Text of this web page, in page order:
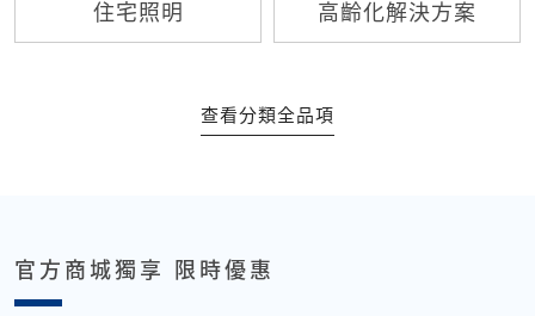
住宅照明 高齡化解決方案
查看分類全品項
官方商城獨享 限時優惠